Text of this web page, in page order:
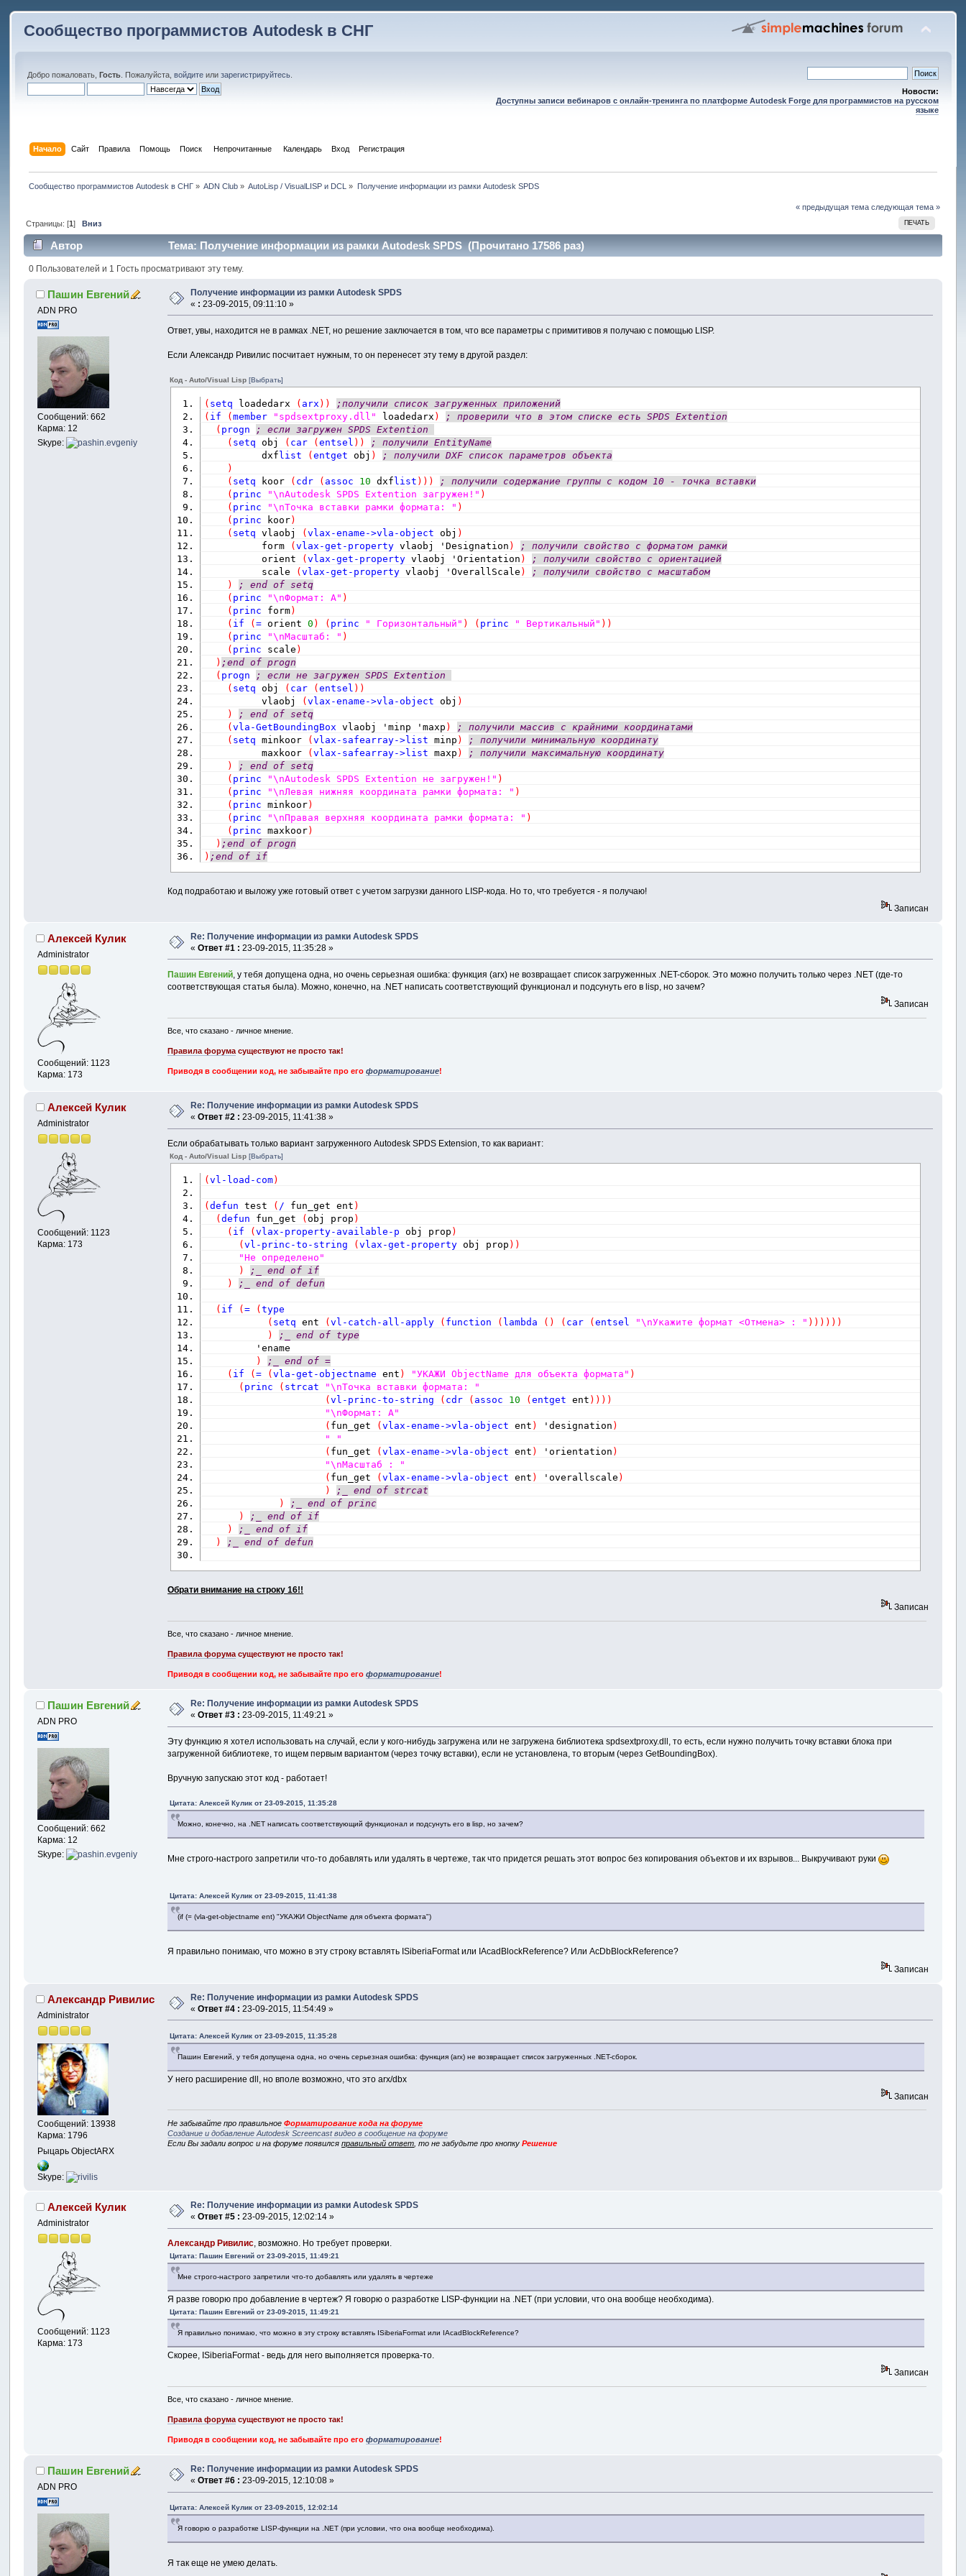
Сообщество программистов Autodesk в СНГ
Добро пожаловать,Гость . Пожалуйста,войдите илизарегистрируйтесь
Новости:
Доступны записи вебинаров с онлайн-тренинга по платформе Autodesk Forge для программистов на русском
языке
Начало Сайт Правила Помощь Поиск Непрочитанные Календарь Вход Регистрация
Сообщество программистов Autodesk в СНГ» ADN Club » AutoLisp / VisualLISP и DCL » Получение информации из рамки Autodesk SPDS
« предыдущая тема следующая тема »
ПЕЧАТЬ
Страницы: [1] Вниз
Автор Тема: Получение информации из рамки Autodesk SPDS (Прочитано 17586 раз)
0 Пользователей и 1 Гость просматривают эту тему.
Пашин Евгений
ADN PRO
Сообщений: 662
Карма: 12
Skype:
Получение информации из рамки Autodesk SPDS
« : 23-09-2015, 09:11:10 »
Ответ, увы, находится не в рамках .NET, но решение заключается в том, что все параметры с примитивов я получаю с помощью LISP.
Если Александр Ривилис посчитает нужным, то он перенесет эту тему в другой раздел:
Код - Auto/Visual Lisp[Выбрать]
( setq loadedarx ( arx ) )
;получили список загруженных приложений
( if (member "spdsextproxy.dll" loadedarx )
; проверили что в этом списке есть SPDS Extention
( progn
; если загружен SPDS Extention
( setq obj ( car (entsel ) )
; получили EntityName
dxflist (entget obj )
; получили DXF список параметров объекта
)
( setq koor ( cdr ( assoc 10 dxflist ) ) )
; получили содержание группы с кодом 10 - точка вставки
( princ "\nAutodesk SPDS Extention загружен!" )
( princ "\nТочка вставки рамки формата: " )
( princ koor)
( setq vlaobj (vlax-ename->vla-object obj )
form
(vlax-get-property vlaobj 'Designation )
; получили свойство с форматом рамки
orient
(vlax-get-property vlaobj 'Orientation )
; получили свойство с ориентацией
scale
(vlax-get-property vlaobj 'OverallScale )
; получили свойство с масштабом
)
; end of setq
( princ "\nФормат: А" )
( princ form)
( if (= orient 0 ) ( princ " Горизонтальный" ) ( princ " Вертикальный" ) )
( princ "\nМасштаб: " )
( princ scale )
) ;end of progn
( progn
; если не загружен SPDS Extention
( setq obj ( car (entsel ) )
vlaobj
(vlax-ename->vla-object obj )
)
; end of setq
(vla-GetBoundingBox vlaobj 'minp 'maxp )
; получили массив с крайними координатами
( setq minkoor (vlax-safearray->list minp )
; получили минимальную координату
maxkoor
(vlax-safearray->list maxp )
; получили максимальную координату
)
; end of setq
( princ "\nAutodesk SPDS Extention не загружен!" )
( princ "\nЛевая нижняя координата рамки формата: " )
( princ minkoor)
( princ "\nПравая верхняя координата рамки формата: " )
( princ maxkoor)
) ;end of progn
) ;end of if
Код подработаю и выложу уже готовый ответ с учетом загрузки данного LISP-кода. Но то, что требуется - я получаю!
Записан
Алексей Кулик
Administrator
Сообщений: 1123
Карма: 173
Re: Получение информации из рамки Autodesk SPDS
«Ответ #1 : 23-09-2015, 11:35:28 »
Пашин Евгений, у тебя допущена одна, но очень серьезная ошибка: функция (arx) не возвращает список загруженных .NET-сборок. Это можно получить только через .NET (где-то
соответствующая статья была). Можно, конечно, на .NET написать соответствующий функционал и подсунуть его в lisp, но зачем?
Записан
Все, что сказано - личное мнение.
Правила форума существуют не просто так!
Приводя в сообщении код, не забывайте про его форматирование!
Алексей Кулик
Administrator
Сообщений: 1123
Карма: 173
Re: Получение информации из рамки Autodesk SPDS
«Ответ #2 : 23-09-2015, 11:41:38 »
Если обрабатывать только вариант загруженного Autodesk SPDS Extension, то как вариант:
Код - Auto/Visual Lisp[Выбрать]
(vl-load-com)
(defun test ( / fun_get ent )
(defun fun_get (obj prop )
( if (vlax-property-available-p obj prop )
(vl-princ-to-string (vlax-get-property obj prop ) )
"Не определено"
)
;_ end of if
)
;_ end of defun
( if (= (type
( setq ent (vl-catch-all-apply ( function ( lambda ( ) ( car (entsel "\nУкажите формат <Отмена> : " ) ) ) ) ) )
)
;_ end of type
'ename
)
;_ end of =
( if (= (vla-get-objectname ent ) "УКАЖИ ObjectName для объекта формата" )
( princ ( strcat
"\nТочка вставки формата: "
(vl-princ-to-string ( cdr ( assoc 10 (entget ent ) ) ) )
"\nФормат: A"
( fun_get (vlax-ename->vla-object ent ) 'designation )
" "
( fun_get (vlax-ename->vla-object ent ) 'orientation )
"\nМасштаб : "
( fun_get (vlax-ename->vla-object ent ) 'overallscale )
)
;_ end of strcat
)
;_ end of princ
)
;_ end of if
)
;_ end of if
)
;_ end of defun
Обрати внимание на строку 16!!
Записан
Все, что сказано - личное мнение.
Правила форумасуществуют не просто так!
Приводя в сообщении код, не забывайте про его форматирование!
Пашин Евгений
ADN PRO
Сообщений: 662
Карма: 12
Skype:
Re: Получение информации из рамки Autodesk SPDS
«Ответ #3 : 23-09-2015, 11:49:21 »
Эту функцию я хотел использовать на случай, если у кого-нибудь загружена или не загружена библиотека spdsextproxy.dll, то есть, если нужно получить точку вставки блока при
загруженной библиотеке, то ищем первым вариантом (через точку вставки), если не установлена, то вторым (через GetBoundingBox).
Вручную запускаю этот код - работает!
Цитата: Алексей Кулик от 23-09-2015, 11:35:28
Можно, конечно, на .NET написать соответствующий функционал и подсунуть его в lisp, но зачем?
Мне строго-настрого запретили что-то добавлять или удалять в чертеже, так что придется решать этот вопрос без копирования объектов и их взрывов... Выкручивают руки
Цитата: Алексей Кулик от 23-09-2015, 11:41:38
(if (= (vla-get-objectname ent) "УКАЖИ ObjectName для объекта формата")
Я правильно понимаю, что можно в эту строку вставлять ISiberiaFormat или IAcadBlockReference? Или AcDbBlockReference?
Записан
Александр Ривилис
Administrator
Сообщений: 13938
Карма: 1796
Рыцарь ObjectARX
Skype:
Re: Получение информации из рамки Autodesk SPDS
«Ответ #4 : 23-09-2015, 11:54:49 »
Цитата: Алексей Кулик от 23-09-2015, 11:35:28
Пашин Евгений, у тебя допущена одна, но очень серьезная ошибка: функция (arx) не возвращает список загруженных .NET-сборок.
У него расширение dll, но вполе возможно, что это arx/dbx
Записан
Не забывайте про правильноеФорматирование кода на форуме
Создание и добавление Autodesk Screencast видео в сообщение на форуме
Если Вы задали вопрос и на форуме появилсяправильный ответ , то не забудьте про кнопкуРешение
Алексей Кулик
Administrator
Сообщений: 1123
Карма: 173
Re: Получение информации из рамки Autodesk SPDS
«Ответ #5 : 23-09-2015, 12:02:14 »
Александр Ривилис, возможно. Но требует проверки.
Цитата: Пашин Евгений от 23-09-2015, 11:49:21
Мне строго-настрого запретили что-то добавлять или удалять в чертеже
Я разве говорю про добавление в чертеж? Я говорю о разработке LISP-функции на .NET (при условии, что она вообще необходима).
Цитата: Пашин Евгений от 23-09-2015, 11:49:21
Я правильно понимаю, что можно в эту строку вставлять ISiberiaFormat или IAcadBlockReference?
Скорее, ISiberiaFormat - ведь для него выполняется проверка-то.
Записан
Все, что сказано - личное мнение.
Правила форумасуществуют не просто так!
Приводя в сообщении код, не забывайте про его форматирование!
Пашин Евгений
ADN PRO
Re: Получение информации из рамки Autodesk SPDS
«Ответ #6 : 23-09-2015, 12:10:08 »
Цитата: Алексей Кулик от 23-09-2015, 12:02:14
Я говорю о разработке LISP-функции на .NET (при условии, что она вообще необходима).
Я так еще не умею делать.